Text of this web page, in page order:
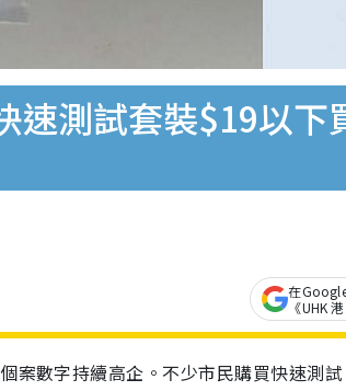
速測試套裝$19以
在
《UHK
案數字持續高企。不少市民購買快速測